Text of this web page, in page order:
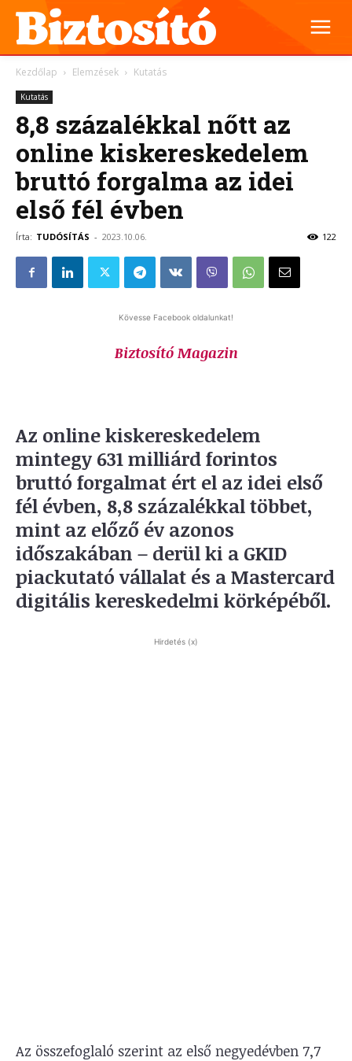
Kezdőlap Elemzések Kutatás
Kutatás
8,8 százalékkal nőtt az
online kiskereskedelem
bruttó forgalma az idei
első fél évben
Írta: TUDÓSÍTÁS - 2023.10.06. 122
Kövesse Facebook oldalunkat!
Biztosító Magazin
Az online kiskereskedelem
mintegy 631 milliárd forintos
bruttó forgalmat ért el az idei első
fél évben, 8,8 százalékkal többet,
mint az előző év azonos
időszakában – derül ki a GKID
piackutató vállalat és a Mastercard
digitális kereskedelmi körképéből.
Hirdetés (x)
Az összefoglaló szerint az első negyedévben 7,7